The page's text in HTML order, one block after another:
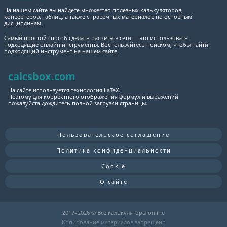
На нашем сайте вы найдете множество полезных калькуляторов,
конвертеров, таблиц, а также справочных материалов по основным
дисциплинам.
Самый простой способ сделать расчеты в сети — это использовать
подходящие онлайн инструменты. Воспользуйтесь поиском, чтобы найти
подходящий инструмент на нашем сайте.
calcsbox.com
На сайте используется технология LaTeX.
Поэтому для корректного отображения формул и выражений
пожалуйста дождитесь полной загрузки страницы.
Пользовательское соглашение
Политика конфиденциальности
Cookie
О сайте
2017–2026 © Все калькуляторы online
Копирование материалов запрещено